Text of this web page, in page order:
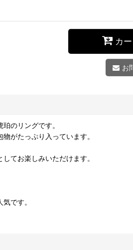
カ
お
のリングです。
がたっぷり入っています。
てお楽しみいただけます。
です。